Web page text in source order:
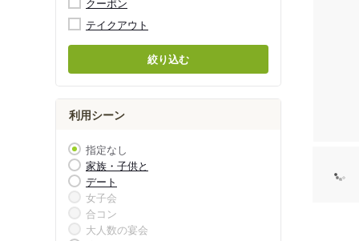
テイクアウト
絞り込む
利用シーン
指定なし
家族・子供と
デート
女子会
合コン
大人数の宴会